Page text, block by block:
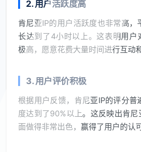
2. 用户活跃度高
肯尼亚IP的用户活跃度也非常高，
长达到了4小时以上。这表明用户
极高，愿意花费大量时间进行互动
3. 用户评价积极
根据用户反馈，肯尼亚IP的评分普
度达到了90%以上。这反映出肯尼
面做得非常出色，赢得了用户的认